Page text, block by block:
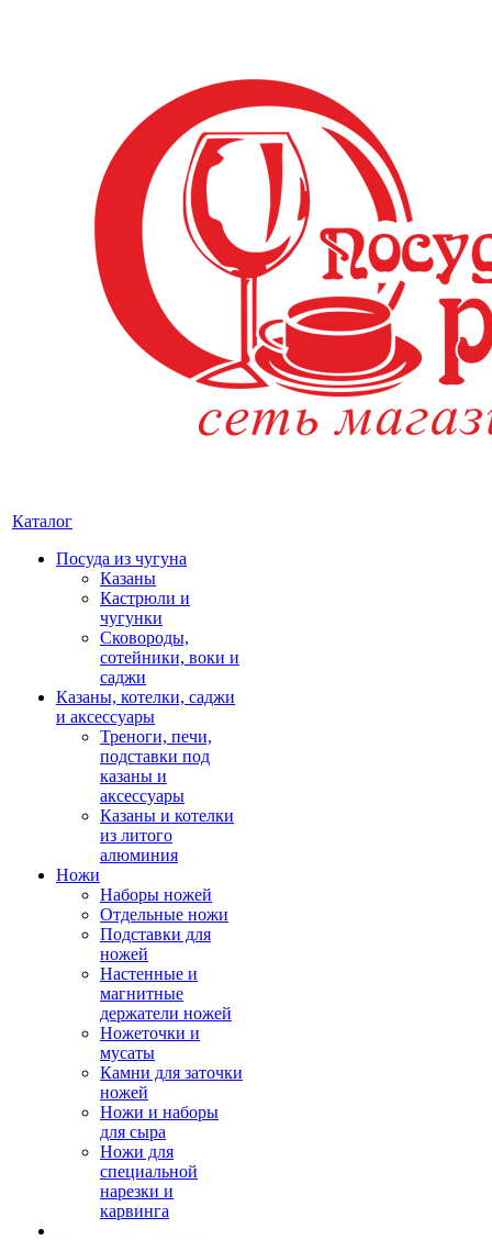
Каталог
Посуда из чугуна
Казаны
Кастрюли и
чугунки
Сковороды,
сотейники, воки и
саджи
Казаны, котелки, саджи
и аксессуары
Треноги, печи,
подставки под
казаны и
аксессуары
Казаны и котелки
из литого
алюминия
Ножи
Наборы ножей
Отдельные ножи
Подставки для
ножей
Настенные и
магнитные
держатели ножей
Ножеточки и
мусаты
Камни для заточки
ножей
Ножи и наборы
для сыра
Ножи для
специальной
нарезки и
карвинга